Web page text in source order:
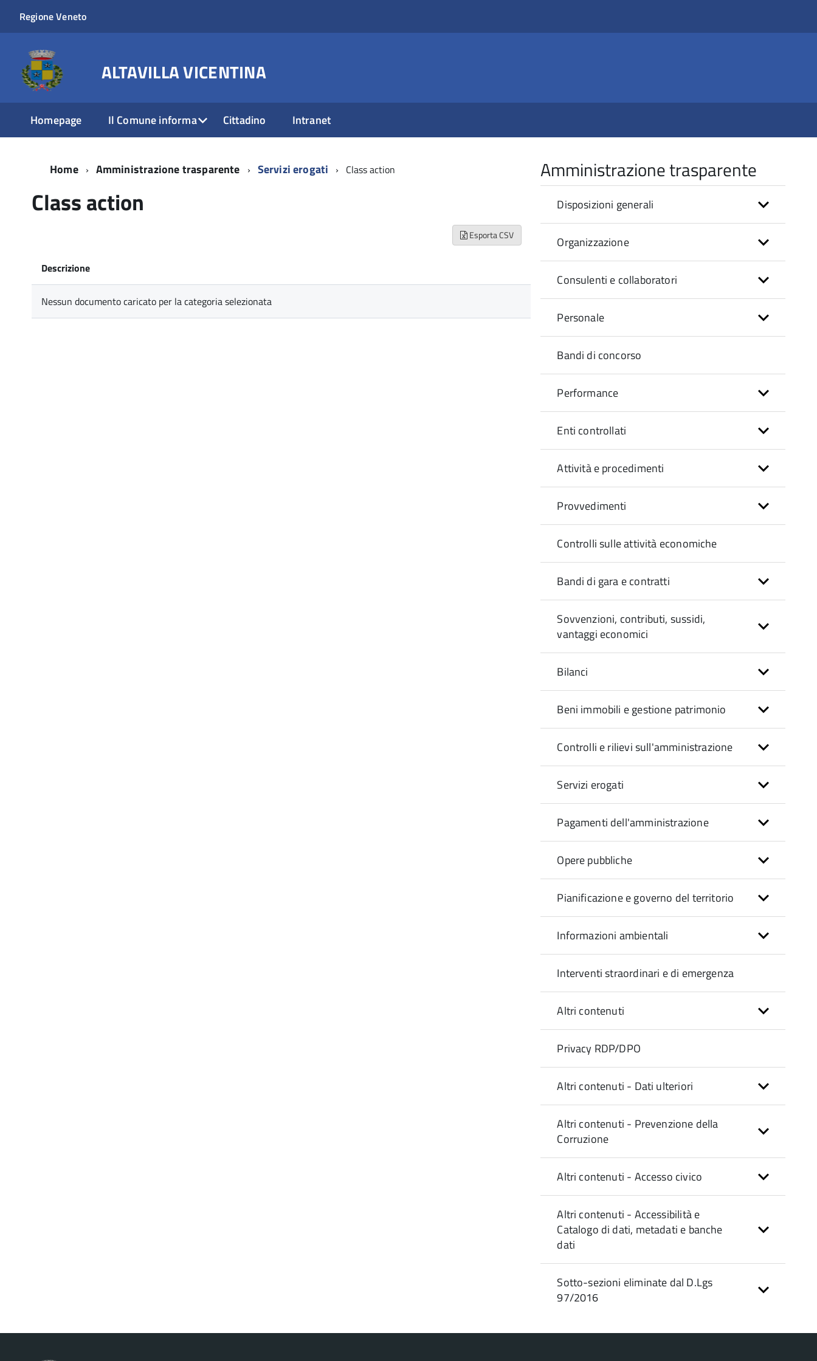
Regione Veneto
ALTAVILLA VICENTINA
Homepage Il Comune informa Cittadino Intranet
Home Amministrazione trasparente Servizi erogati Class action
Class action
Esporta CSV
Descrizione
Nessun documento caricato per la categoria selezionata
Amministrazione trasparente
Disposizioni generali
Organizzazione
Consulenti e collaboratori
Personale
Bandi di concorso
Performance
Enti controllati
Attività e procedimenti
Provvedimenti
Controlli sulle attività economiche
Bandi di gara e contratti
Sovvenzioni, contributi, sussidi,
vantaggi economici
Bilanci
Beni immobili e gestione patrimonio
Controlli e rilievi sull'amministrazione
Servizi erogati
Pagamenti dell'amministrazione
Opere pubbliche
Pianificazione e governo del territorio
Informazioni ambientali
Interventi straordinari e di emergenza
Altri contenuti
Privacy RDP/DPO
Altri contenuti - Dati ulteriori
Altri contenuti - Prevenzione della
Corruzione
Altri contenuti - Accesso civico
Altri contenuti - Accessibilità e
Catalogo di dati, metadati e banche
dati
Sotto-sezioni eliminate dal D.Lgs
97/2016